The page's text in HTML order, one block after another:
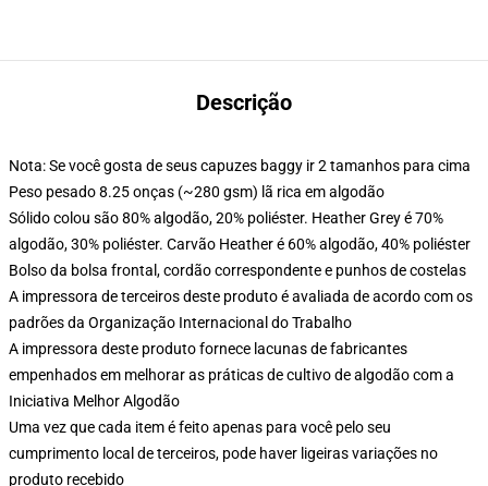
Descrição
Nota: Se você gosta de seus capuzes baggy ir 2 tamanhos para cima
Peso pesado 8.25 onças (~280 gsm) lã rica em algodão
Sólido colou são 80% algodão, 20% poliéster. Heather Grey é 70%
algodão, 30% poliéster. Carvão Heather é 60% algodão, 40% poliéster
Bolso da bolsa frontal, cordão correspondente e punhos de costelas
A impressora de terceiros deste produto é avaliada de acordo com os
padrões da Organização Internacional do Trabalho
A impressora deste produto fornece lacunas de fabricantes
empenhados em melhorar as práticas de cultivo de algodão com a
Iniciativa Melhor Algodão
Uma vez que cada item é feito apenas para você pelo seu
cumprimento local de terceiros, pode haver ligeiras variações no
produto recebido